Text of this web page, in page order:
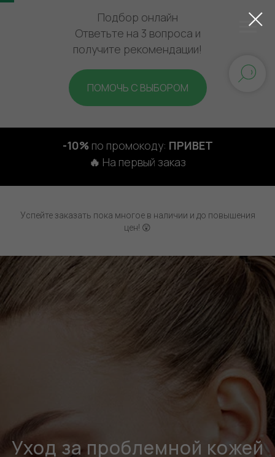
Подбор онлайн
Ответьте на 3 вопроса и
получите рекомендации!
ПОМОЧЬ С ВЫБОРОМ
-10%по промокоду: ПРИВЕТ
🔥 На первый заказ
Успейте заказать пока многое в наличии и до повышения
цен! 😲
Уход за проблемной кожей